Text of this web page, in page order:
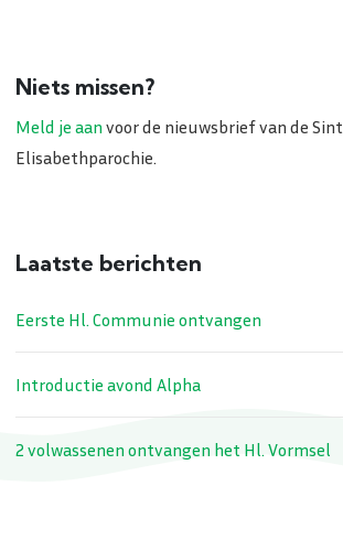
Niets missen?
Meld je aan voor de nieuwsbrief van de Sint
Elisabethparochie.
Laatste berichten
Eerste Hl. Communie ontvangen
Introductie avond Alpha
2 volwassenen ontvangen het Hl. Vormsel